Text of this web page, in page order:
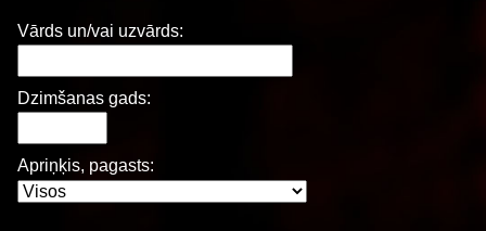
Vārds un/vai uzvārds:
Dzimšanas gads:
Apriņķis, pagasts: